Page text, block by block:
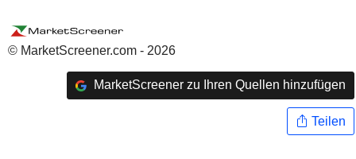
© MarketScreener.com - 2026
MarketScreener zu Ihren Quellen hinzufügen
Teilen